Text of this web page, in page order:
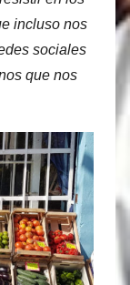
incluso nos
sociales
que nos